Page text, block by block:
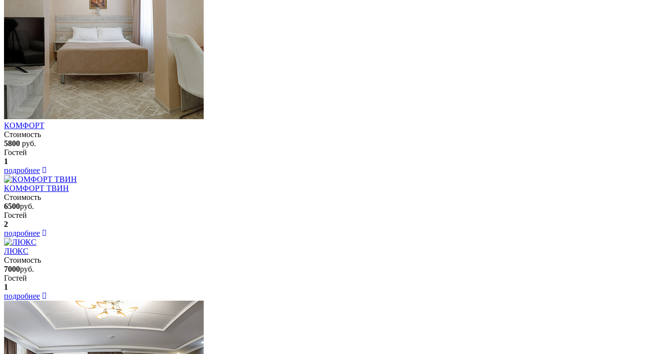
КОМФОРТ
Стоимость
5800 руб.
Гостей
1
подробнее
КОМФОРТ ТВИН
Стоимость
6500руб.
Гостей
2
подробнее
ЛЮКС
Стоимость
7000руб.
Гостей
1
подробнее